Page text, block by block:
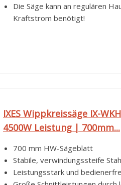
Die Säge kann an regulären
Kraftstrom benötigt!
IXES Wippkreissäge IX-
4500W Leistung | 700mm...
700 mm HW-Sägeblatt
Stabile, verwindungssteife
Leistungsstark und